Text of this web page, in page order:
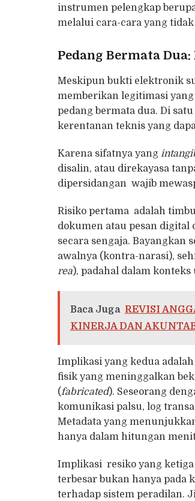
instrumen pelengkap
melalui cara-cara yang
Pedang Bermata
Meskipun bukti elektronik
memberikan legitimasi
pedang bermata dua. Di
kerentanan teknis yang
Karena sifatnya yang
disalin, atau direkayasa
dipersidangan wajib
Risiko pertama adalah
dokumen atau pesan
secara sengaja. Bayangkan
awalnya (kontra-narasi),
rea), padahal dalam
Baca Juga REVISI
KINERJA DAN
Implikasi yang kedua
fisik yang meninggalkan
(fabricated). Seseorang
komunikasi palsu, log
Metadata yang
hanya dalam hitungan
Implikasi resiko yang ketiga
terbesar bukan hanya pada
terhadap sistem peradilan.